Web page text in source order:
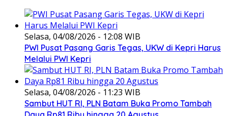
Selasa, 04/08/2026 - 12:08 WIB
PWI Pusat Pasang Garis Tegas, UKW di Kepri Harus
Melalui PWI Kepri
Selasa, 04/08/2026 - 11:23 WIB
Sambut HUT RI, PLN Batam Buka Promo Tambah